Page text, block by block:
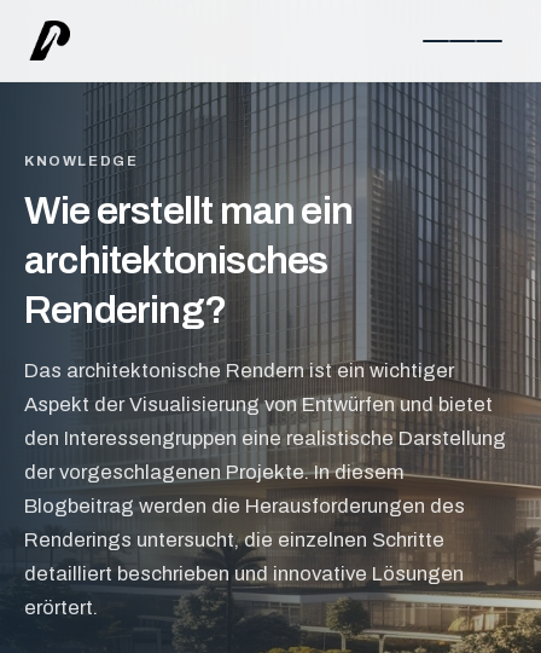
KNOWLEDGE
Wie erstellt man ein
architektonisches
Rendering?
Das architektonische Rendern ist ein wichtiger
Aspekt der Visualisierung von Entwürfen und bietet
den Interessengruppen eine realistische Darstellung
der vorgeschlagenen Projekte. In diesem
Blogbeitrag werden die Herausforderungen des
Renderings untersucht, die einzelnen Schritte
detailliert beschrieben und innovative Lösungen
erörtert.